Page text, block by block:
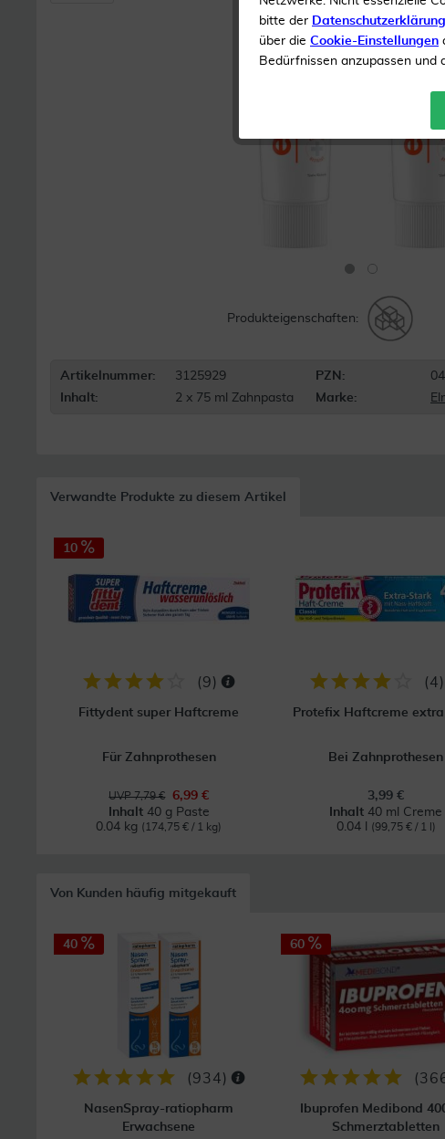
Produkteigenschaften:
Artikelnummer: 3125929 PZN:
Inhalt:
2 x 75 ml Zahnpasta Marke:
Verwandte Produkte zu diesem Artikel
10
(9)
Fittydent super Haftcreme
Für Zahnprothesen
UVP 7,79 €
6,99 €
Inhalt 40 g Paste
0.04 kg (174,75 € / 1 kg)
(4)
Protefix Haftcreme
Bei Zahnprothesen
3,99 €
Inhalt 40 ml Creme
0.04 l
(99,75 € / 1 l)
Von Kunden häufig mitgekauft
40
(934)
NasenSpray-ratiopharm
Erwachsene
60
(
Ibuprofen Medibond
Schmerztabletten
bitte der Datenschutzerklärung
über die Cookie-Einstellungen
Bedürfnissen anzupassen und